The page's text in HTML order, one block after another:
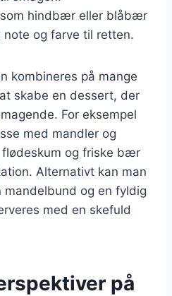
hindbær eller blåbær
note og farve til retten.
kombineres på mange
skabe en dessert, der
For eksempel
med mandler og
og friske bær
Alternativt kan man
og en fyldig
med en skefuld
på